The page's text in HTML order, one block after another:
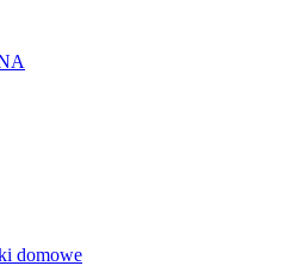
domowe